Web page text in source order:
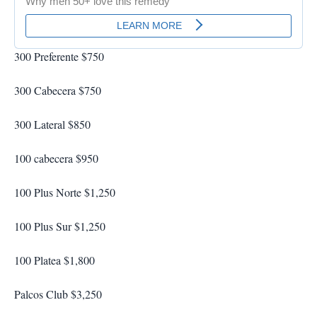
300 Preferente $750
300 Cabecera $750
300 Lateral $850
100 cabecera $950
100 Plus Norte $1,250
100 Plus Sur $1,250
100 Platea $1,800
Palcos Club $3,250